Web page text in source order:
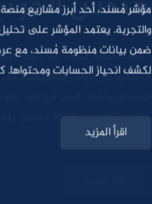
مؤشر مُسند، أحد أبرز مشاريع
والتجربة. يعتمد المؤشر على
ضمن بيانات منظومة مُسند، مع عرض
لكشف انحياز الحسابات ومحتواها.
اقرأ المزيد